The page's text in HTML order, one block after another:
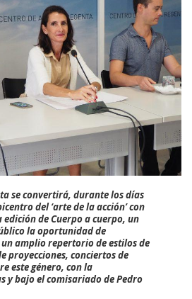
se convertirá, durante los días
del ‘arte de la acción’ con
edición deCuerpo a cuerpo, un
la oportunidad de
amplio repertorio de estilos de
proyecciones, conciertos de
este género, con la
y bajo el comisariado de Pedro